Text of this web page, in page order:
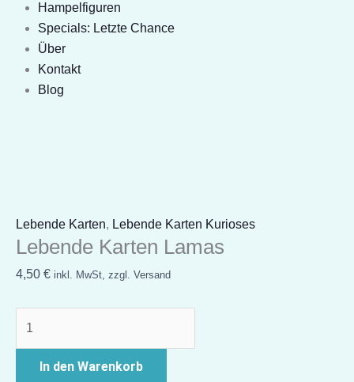
Hampelfiguren
Specials: Letzte Chance
Über
Kontakt
Blog
Lebende Karten, Lebende Karten Kurioses
Lebende Karten Lamas
4,50 € inkl. MwSt, zzgl. Versand
In den Warenkorb